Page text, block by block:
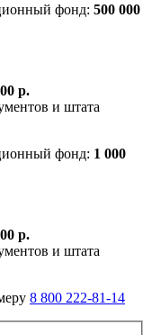
фонд: 500 000
р.
и штата
фонд: 1 000
р.
и штата
8 800 222-81-14